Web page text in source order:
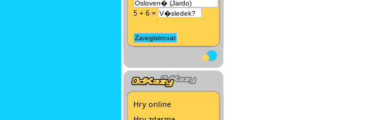
5 + 6 =
Hry online